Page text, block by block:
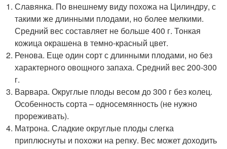
Славянка. По внешнему виду похожа на Цилиндру, с
такими же длинными плодами, но более мелкими.
Средний вес составляет не больше 400 г. Тонкая
кожица окрашена в темно-красный цвет.
Ренова. Еще один сорт с длинными плодами, но без
характерного овощного запаха. Средний вес 200-300
г.
Варвара. Округлые плоды весом до 300 г без колец.
Особенность сорта – односемянность (не нужно
прореживать).
Матрона. Сладкие округлые плоды слегка
приплюснуты и похожи на репку. Вес может доходить